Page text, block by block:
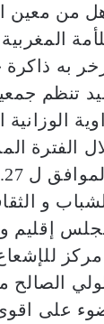
من
به
تنظم
و
إقليم
مركز
على